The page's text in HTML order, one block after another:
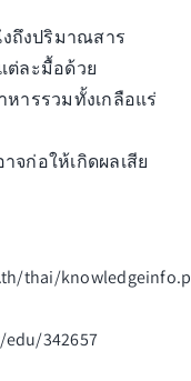
ถึงปริมาณสาร
ต่ละมื้อด้วย
ารรวมทั้งเกลือแร่
ก่อให้เกิดผลเสีย
thai/
342657